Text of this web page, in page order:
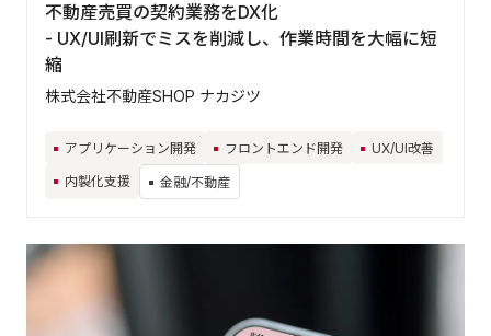
不動産売買の契約業務をDX化
- UX/UI刷新でミスを削減し、作業時間を大幅に短
縮
株式会社不動産SHOP ナカジツ
アプリケーション開発 フロントエンド開発
UX/UI改善
内製化支援
金融/不動産